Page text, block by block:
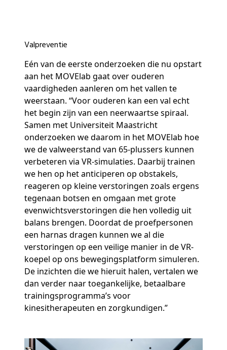
Valpreventie
Eén van de eerste onderzoeken die nu opstart
aan het MOVElab gaat over ouderen
vaardigheden aanleren om het vallen te
weerstaan. “Voor ouderen kan een val echt
het begin zijn van een neerwaartse spiraal.
Samen met Universiteit Maastricht
onderzoeken we daarom in het MOVElab hoe
we de valweerstand van 65-plussers kunnen
verbeteren via VR-simulaties. Daarbij trainen
we hen op het anticiperen op obstakels,
reageren op kleine verstoringen zoals ergens
tegenaan botsen en omgaan met grote
evenwichtsverstoringen die hen volledig uit
balans brengen. Doordat de proefpersonen
een harnas dragen kunnen we al die
verstoringen op een veilige manier in de VR-
koepel op ons bewegingsplatform simuleren.
De inzichten die we hieruit halen, vertalen we
dan verder naar toegankelijke, betaalbare
trainingsprogramma’s voor
kinesitherapeuten en zorgkundigen.”